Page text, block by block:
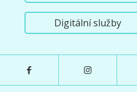
Digitální služby